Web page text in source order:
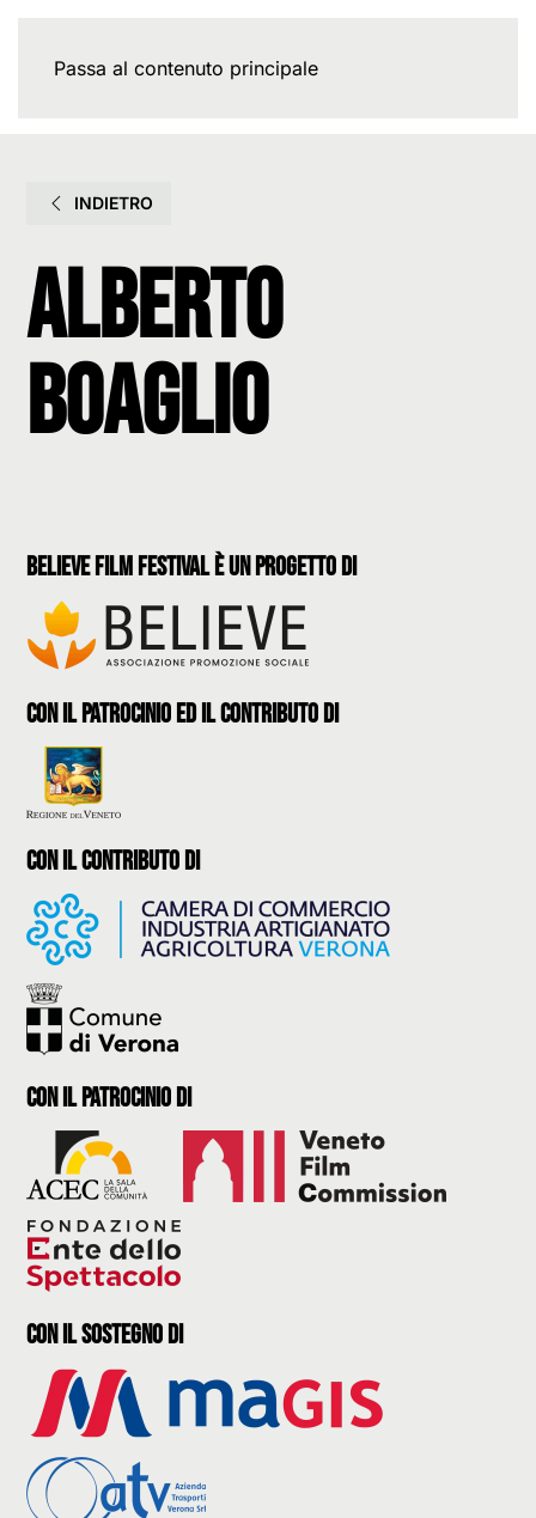
Passa al contenuto principale
INDIETRO
Alberto
Boaglio
believe film festival è un progetto di
con il patrocinio ed il contributo di
con il contributo di
con il Patrocinio di
con il sostegno di